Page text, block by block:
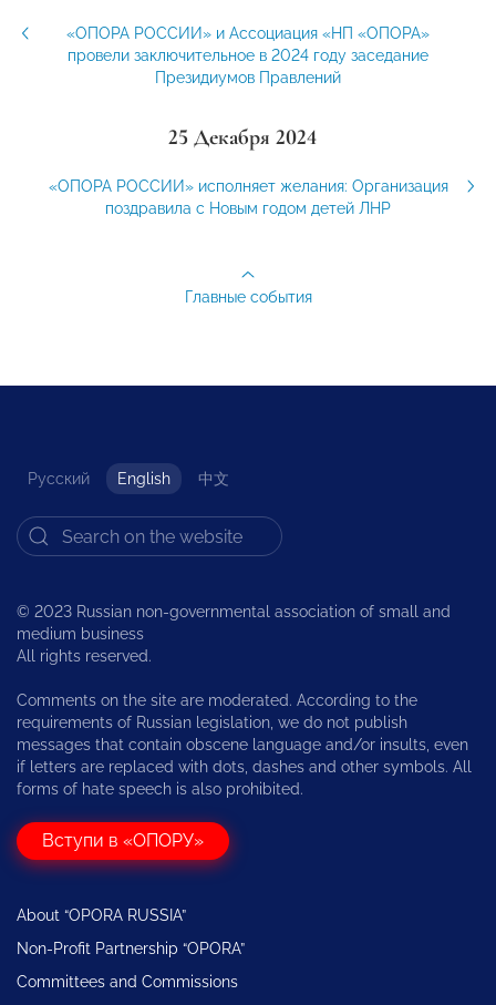
«ОПОРА РОССИИ» и Ассоциация «НП «ОПОРА»
провели заключительное в 2024 году заседание
Президиумов Правлений
25 Декабря 2024
«ОПОРА РОССИИ» исполняет желания: Организация
поздравила с Новым годом детей ЛНР
Главные события
Русский English 中文
© 2023 Russian non-governmental association of small and
medium business
All rights reserved.
Comments on the site are moderated. According to the
requirements of Russian legislation, we do not publish
messages that contain obscene language and/or insults, even
if letters are replaced with dots, dashes and other symbols. All
forms of hate speech is also prohibited.
Вступи в «ОПОРУ»
About “OPORA RUSSIA”
Non-Profit Partnership “OPORA”
Committees and Commissions